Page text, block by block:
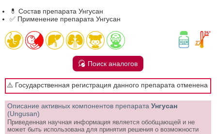
💊 Состав препарата Унгусан
✅ Применение препарата Унгусан
Поиск аналогов
⚠️ Государственная регистрация данного препарата отменена
Описание активных компонентов препарата Унгусан
(Ungusan)
Приведенная научная информация является обобщающей и не
может быть использована для принятия решения о возможности